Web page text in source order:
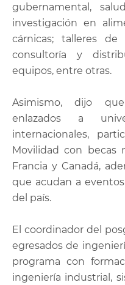
gubernamental,
investigación en
cárnicas; talleres de
consultoría y
equipos, entre otras.
Asimismo, dijo
enlazados a
internacionales,
Movilidad con becas
Francia y Canadá,
que acudan a
del país.
El coordinador del
egresados de
programa con
ingeniería industrial,